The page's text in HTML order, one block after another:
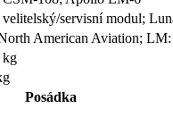
servisní modul;
American Aviation; LM:
kg
Posádka